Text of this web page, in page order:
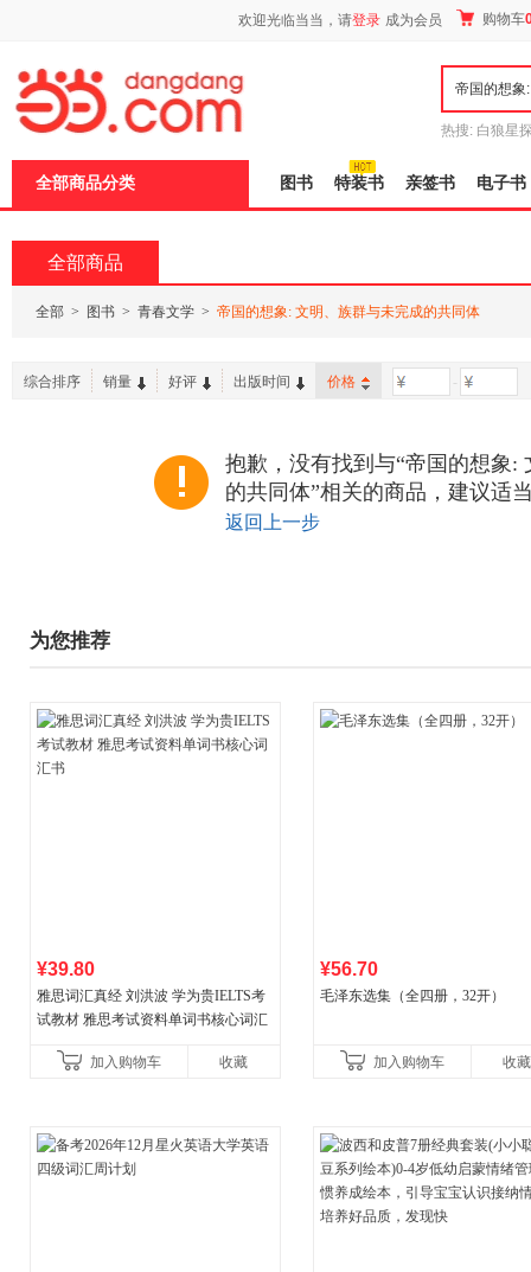
欢迎光临当当，请登录 成为会员 购物车
热搜: 白狼星
全部商品分类 图书 特装书 亲签书 电子书
全部商品
全部 > 图书 > 青春文学 > 帝国的想象: 文明、族群与未完成的共同体
综合排序 销量 好评 出版时间 价格 -
抱歉，没有找到与“帝国的想象:
的共同体”相关的商品，建议适
返回上一步
为您推荐
¥39.80
雅思词汇真经 刘洪波 学为贵IELTS考
试教材 雅思考试资料单词书核心词汇
加入购物车
收藏
¥56.70
毛泽东选集（全四册，32开）
加入购物车 收藏
页
加